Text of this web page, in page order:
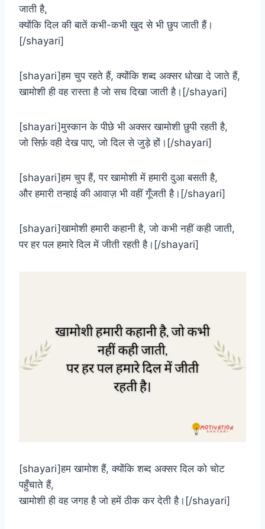
जाती है,
क्योंकि दिल की बातें कभी-कभी खुद से भी छुप जाती हैं।
[/shayari]
[shayari]हम चुप रहते हैं, क्योंकि शब्द अक्सर धोखा दे जाते हैं,
खामोशी ही वह रास्ता है जो सच दिखा जाती है।[/shayari]
[shayari]मुस्कान के पीछे भी अक्सर खामोशी छुपी रहती है,
जो सिर्फ़ वही देख पाए, जो दिल से जुड़े हों।[/shayari]
[shayari]हम चुप हैं, पर खामोशी में हमारी दुआ बसती है,
और हमारी तन्हाई की आवाज़ भी वहीं गूँजती है।[/shayari]
[shayari]खामोशी हमारी कहानी है, जो कभी नहीं कही जाती,
पर हर पल हमारे दिल में जीती रहती है।[/shayari]
[shayari]हम खामोश हैं, क्योंकि शब्द अक्सर दिल को चोट
पहुँचाते हैं,
खामोशी ही वह जगह है जो हमें ठीक कर देती है।[/shayari]